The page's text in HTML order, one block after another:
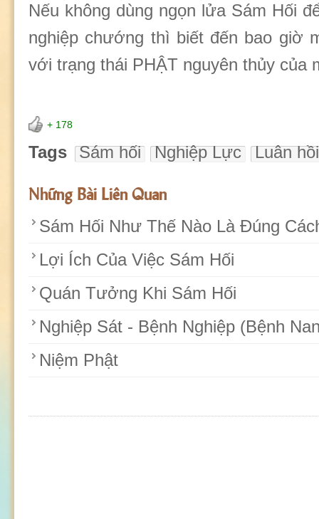
Nếu không dùng ngọn lửa Sám Hối
nghiệp chướng thì biết đến bao giờ
với trạng thái PHẬT nguyên thủy của
+ 178
Tags Sám hối Nghiệp Lực Luân hồi
Những Bài Liên Quan
Sám Hối Như Thế Nào Là Đúng
Lợi Ích Của Việc Sám Hối
Quán Tưởng Khi Sám Hối
Nghiệp Sát - Bệnh Nghiệp (Bệnh
Niệm Phật